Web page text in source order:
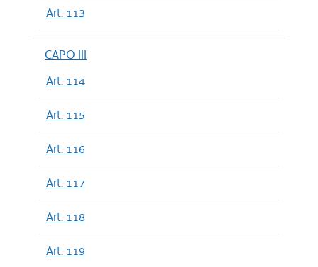
Art. 113
CAPO III
Art. 114
Art. 115
Art. 116
Art. 117
Art. 118
Art. 119